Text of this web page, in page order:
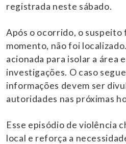
registrada neste sábado.
Após o ocorrido, o suspeito
momento, não foi
acionada para isolar a área
investigações. O caso
informações devem ser
autoridades nas próximas
Esse episódio de violência
local e reforça a